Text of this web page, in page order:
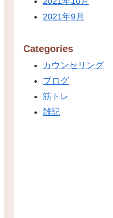
2021年9月
Categories
カウンセリング
ブログ
筋トレ
雑記